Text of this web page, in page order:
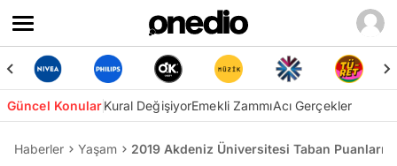
Güncel KonularKural DeğişiyorEmekli ZammıAcı Gerçekler
Haberler Yaşam 2019 Akdeniz Üniversitesi Taban Puanları